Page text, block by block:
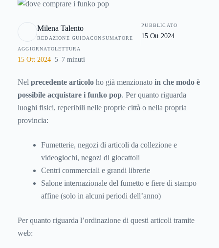
negozi di giocattoli Centri commerciali e grandi librerie
(solo inMilena Talento
REDAZIONE GUIDACONSUMATORE
PUBBLICATO
15 Ott 2024
AGGIORNATO
15 Ott 2024
LETTURA
5–7 minuti
Nel precedente articolo ho già menzionato in che modo è
possibile acquistare i funko pop. Per quanto riguarda
luoghi fisici, reperibili nelle proprie città o nella propria
provincia:
Fumetterie, negozi di articoli da collezione e
videogiochi, negozi di giocattoli
Centri commerciali e grandi librerie
Salone internazionale del fumetto e fiere di stampo
affine (solo in alcuni periodi dell’anno)
Per quanto riguarda l’ordinazione di questi articoli tramite
web: